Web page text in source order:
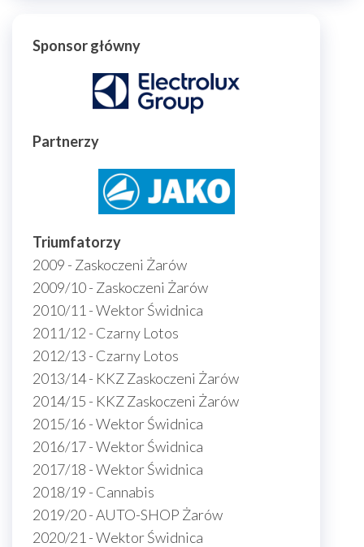
Sponsor główny
Partnerzy
Triumfatorzy
2009 - Zaskoczeni Żarów
2009/10 - Zaskoczeni Żarów
2010/11 - Wektor Świdnica
2011/12 - Czarny Lotos
2012/13 - Czarny Lotos
2013/14 - KKZ Zaskoczeni Żarów
2014/15 - KKZ Zaskoczeni Żarów
2015/16 - Wektor Świdnica
2016/17 - Wektor Świdnica
2017/18 - Wektor Świdnica
2018/19 - Cannabis
2019/20 - AUTO-SHOP Żarów
2020/21 - Wektor Świdnica